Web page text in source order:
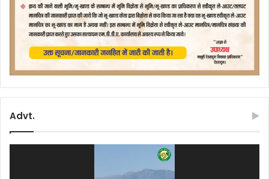
Advt.